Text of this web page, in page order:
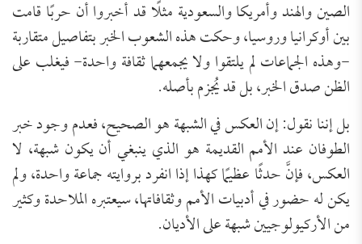
الصين والهند وأمريكا والسعودية مثلًا قد أخبروا أن حربًا قامت
بين أوكرانيا وروسيا، وحكت هذه الشعوب الخبر بتفاصيل متقاربة
-وهذه الجماعات لم يلتقوا ولا يجمعهما ثقافة واحدة- فيغلب على
الظن صدق الخبر، بل قد يُجزم بأصله.
بل إننا نقول: إن العكس في الشبهة هو الصحيح، فعدم وجود خبر
الطوفان عند الأمم القديمة هو الذي ينبغي أن يكون شبهة، لا
العكس، فإنَّ حدثًا عظيمًا كهذا إذا انفرد بروايته جماعة واحدة، ولم
يكن له حضور في أدبيات الأمم وثقافاتها، سيعتبره الملاحدة وكثير
من الأركيولوجيين شبهة على الأديان.